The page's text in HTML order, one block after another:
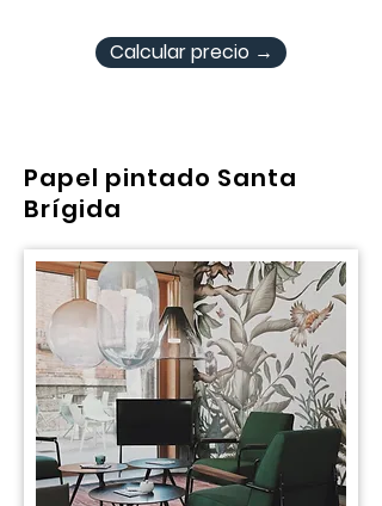
Calcular precio →
Papel pintado Santa
Brígida